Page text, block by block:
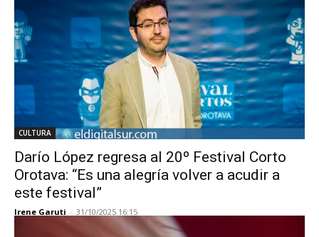
CULTURA
Darío López regresa al 20º Festival Corto
Orotava: “Es una alegría volver a acudir a
este festival”
Irene Garuti - 31/10/2025 16:15